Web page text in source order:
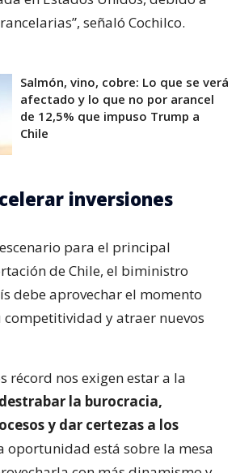
señaló Cochilco.
Salmón, vino, cobre: Lo que se verá
afectado y lo que no por arancel
de 12,5% que impuso Trump a
Chile
inversiones
para el principal
de Chile, el biministro
debe aprovechar el momento
y atraer nuevos
récord nos exigen estar a la
la burocracia,
y dar certezas a los
oportunidad está sobre la mesa